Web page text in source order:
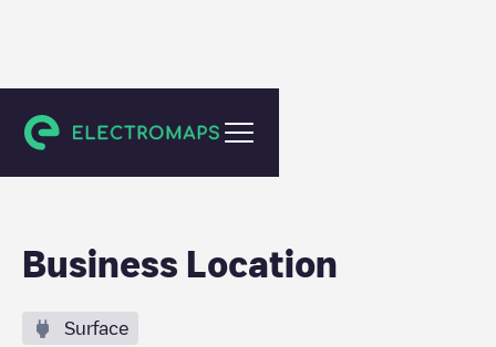
Amsterdam
Business Location
Surface